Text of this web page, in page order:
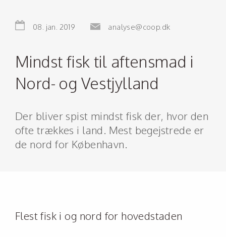
08. jan. 2019 analyse@coop.dk
Mindst fisk til aftensmad i
Nord- og Vestjylland
Der bliver spist mindst fisk der, hvor den
ofte trækkes i land. Mest begejstrede er
de nord for København.
Flest fisk i og nord for hovedstaden